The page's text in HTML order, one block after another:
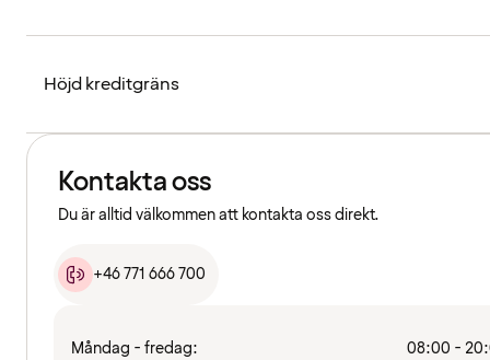
Höjd kreditgräns
Kontakta oss
Du är alltid välkommen att kontakta oss direkt.
+46 771 666 700
Måndag - fredag: 08:00 -